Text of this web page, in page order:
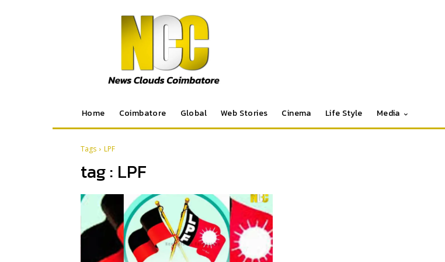
Home Coimbatore Global Web Stories Cinema Life Style Media
Tags LPF
tag : LPF